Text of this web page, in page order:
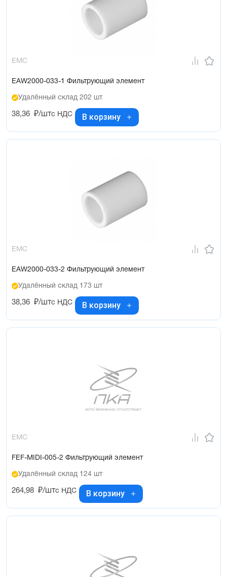
EMC
EAW2000-033-1 Фильтрующий элемент
Удалённый склад 202 шт
38,36 ₽/штс НДС В корзину
EMC
EAW2000-033-2 Фильтрующий элемент
Удалённый склад 173 шт
38,36 ₽/штс НДС В корзину
EMC
FEF-MIDI-005-2 Фильтрующий элемент
Удалённый склад 124 шт
264,98 ₽/штс НДС В корзину